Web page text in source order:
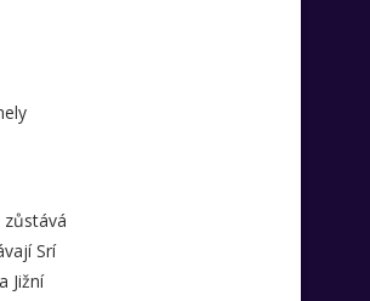
Srí
Jižní